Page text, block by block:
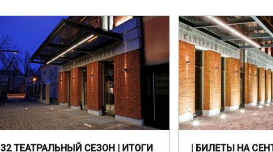
32 ТЕАТРАЛЬНЫЙ СЕЗОН | ИТОГИ | БИЛЕТЫ НА